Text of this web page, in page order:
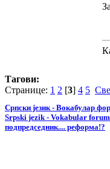
Тагови:
Странице: 1 2 [3] 4 5 Све
Српски језик - Вокабулар
Srpski jezik - Vokabular forum
подпредседник.... реформа!?